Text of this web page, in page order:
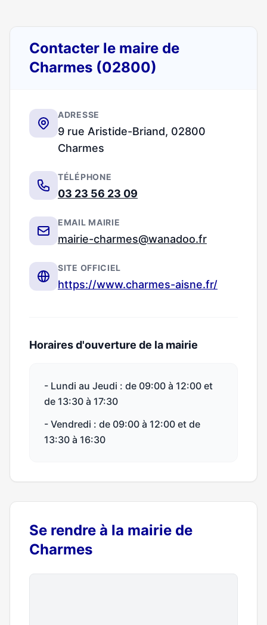
Contacter le maire de
Charmes (02800)
ADRESSE
9 rue Aristide-Briand, 02800
Charmes
TÉLÉPHONE
03 23 56 23 09
EMAIL MAIRIE
mairie-charmes@wanadoo.fr
SITE OFFICIEL
https://www.charmes-aisne.fr/
Horaires d'ouverture de la mairie
- Lundi au Jeudi : de 09:00 à 12:00 et
de 13:30 à 17:30
- Vendredi : de 09:00 à 12:00 et de
13:30 à 16:30
Se rendre à la mairie de
Charmes